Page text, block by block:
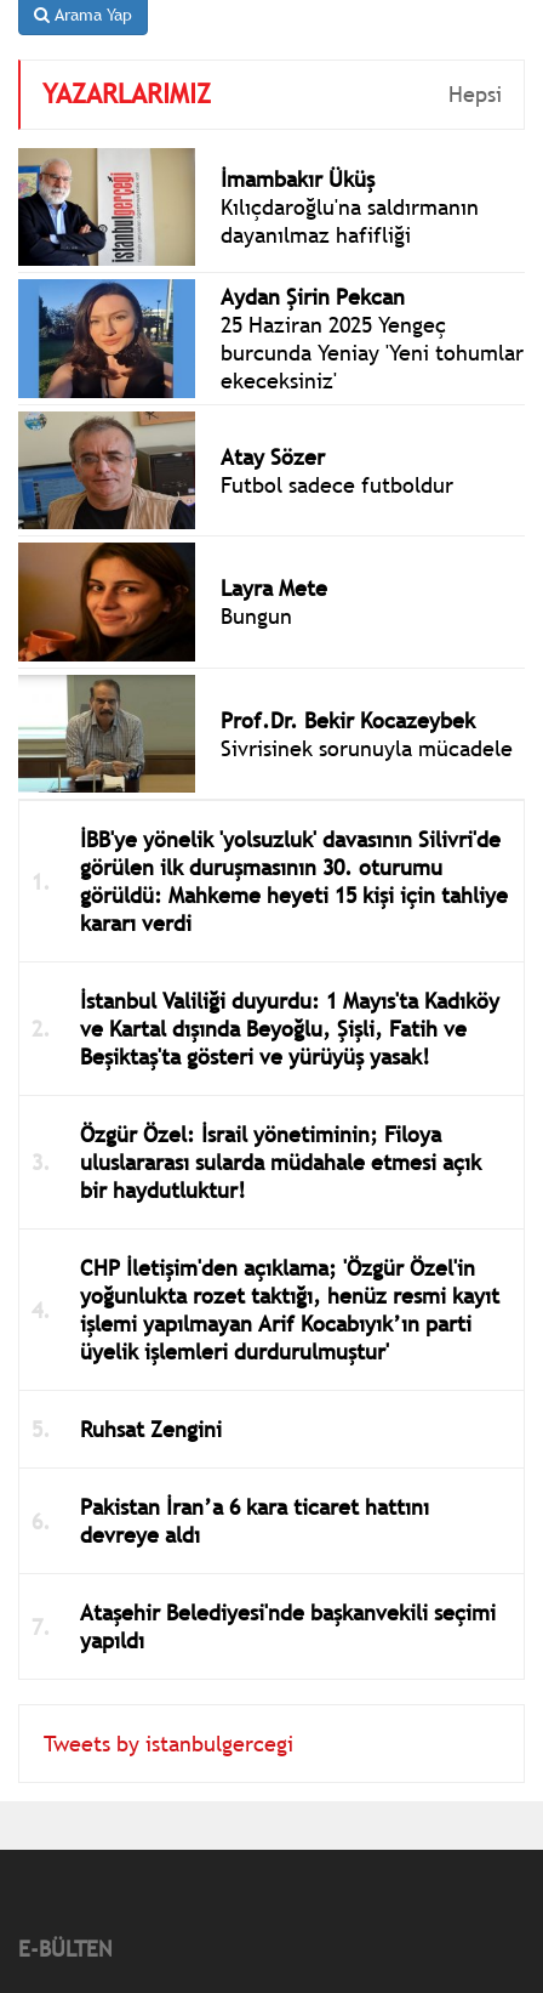
Arama Yap
YAZARLARIMIZ Hepsi
İmambakır Üküş
Kılıçdaroğlu'na saldırmanın
dayanılmaz hafifliği
Aydan Şirin Pekcan
25 Haziran 2025 Yengeç
burcunda Yeniay 'Yeni tohumlar
ekeceksiniz'
Atay Sözer
Futbol sadece futboldur
Layra Mete
Bungun
Prof.Dr. Bekir Kocazeybek
Sivrisinek sorunuyla mücadele
İBB'ye yönelik 'yolsuzluk' davasının Silivri'de
görülen ilk duruşmasının 30. oturumu
görüldü: Mahkeme heyeti 15 kişi için tahliye
kararı verdi
İstanbul Valiliği duyurdu: 1 Mayıs'ta Kadıköy
ve Kartal dışında Beyoğlu, Şişli, Fatih ve
Beşiktaş'ta gösteri ve yürüyüş yasak!
Özgür Özel: İsrail yönetiminin; Filoya
uluslararası sularda müdahale etmesi açık
bir haydutluktur!
CHP İletişim'den açıklama; 'Özgür Özel'in
yoğunlukta rozet taktığı, henüz resmi kayıt
işlemi yapılmayan Arif Kocabıyık’ın parti
üyelik işlemleri durdurulmuştur'
Ruhsat Zengini
Pakistan İran’a 6 kara ticaret hattını
devreye aldı
Ataşehir Belediyesi'nde başkanvekili seçimi
yapıldı
Tweets by istanbulgercegi
E-BÜLTEN